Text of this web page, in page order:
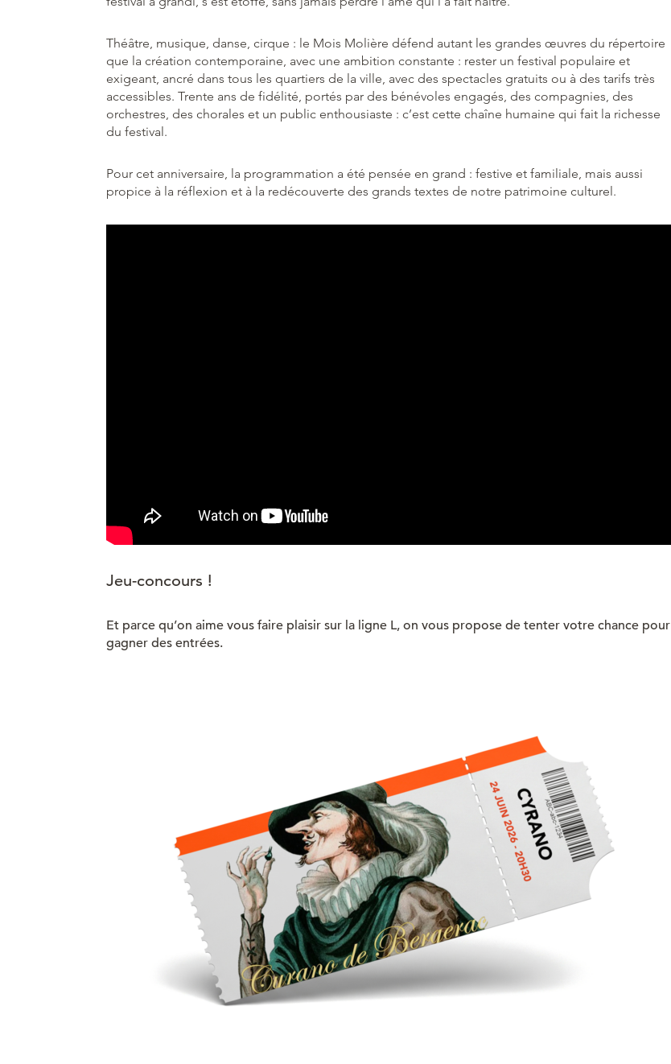
Théâtre, musique, danse, cirque : le Mois Molière défend autant les grandes œuvres du répertoire
que la création contemporaine, avec une ambition constante : rester un festival populaire et
exigeant, ancré dans tous les quartiers de la ville, avec des spectacles gratuits ou à des tarifs très
accessibles. Trente ans de fidélité, portés par des bénévoles engagés, des compagnies, des
orchestres, des chorales et un public enthousiaste : c’est cette chaîne humaine qui fait la richesse
du festival.
Pour cet anniversaire, la programmation a été pensée en grand : festive et familiale, mais aussi
propice à la réflexion et à la redécouverte des grands textes de notre patrimoine culturel.
Jeu-concours !
Et parce qu’on aime vous faire plaisir sur la ligne L, on vous propose de tenter votre chance pour
gagner des entrées.